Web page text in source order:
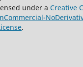
under a Creative
.